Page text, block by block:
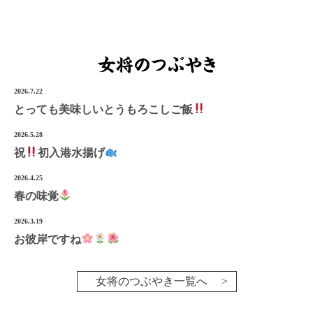
2026.7.22
とっても美味しいとうもろこしご飯
2026.5.28
祝 初入港水揚げ
2026.4.25
春の味覚
2026.3.19
お彼岸ですね
女将のつぶやき一覧へ